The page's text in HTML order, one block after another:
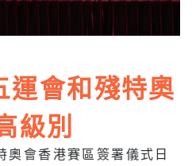
運會和殘特奧
級別
奧會香港賽區簽署儀式日